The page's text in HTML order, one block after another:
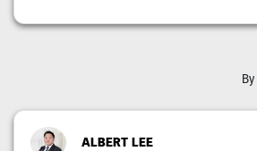
By
ALBERT LEE